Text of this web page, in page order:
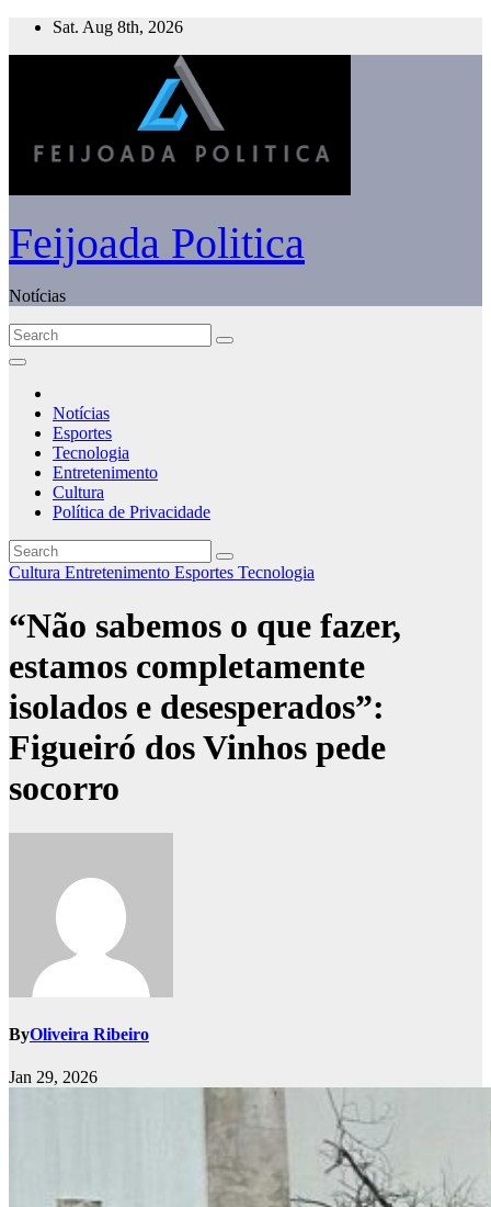
Skip
Sat. Aug 8th, 2026
Feijoada Politica
Notícias
Notícias
Esportes
Tecnologia
Entretenimento
Cultura
Política de Privacidade
Cultura Entretenimento Esportes Tecnologia
“Não sabemos o que fazer,
estamos completamente
isolados e desesperados”:
Figueiró dos Vinhos pede
socorro
ByOliveira Ribeiro
Jan 29, 2026